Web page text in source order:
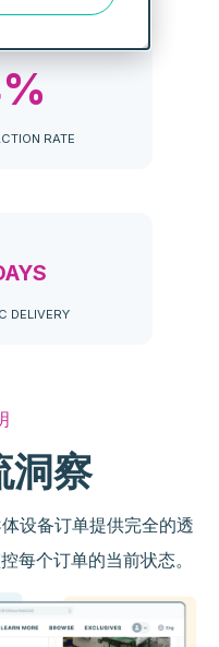
RATE
DELIVERY
洞察
设备订单提供完全的透
每个订单的当前状态。